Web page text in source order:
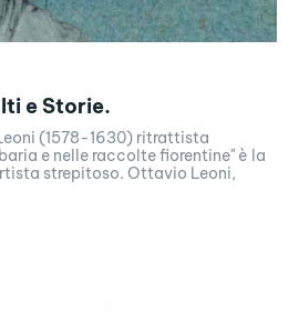
e Storie.
(1578-1630) ritrattista
e nelle raccolte fiorentine" è la
Ottavio Leoni,